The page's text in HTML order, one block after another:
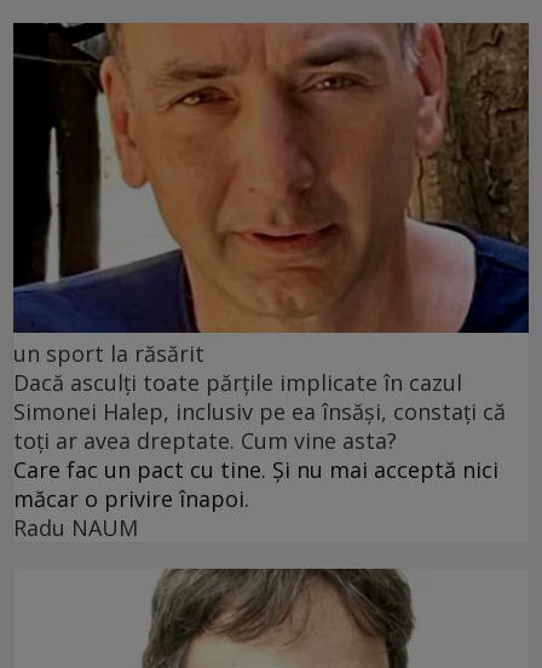
un sport la răsărit
Dacă asculți toate părțile implicate în cazul
Simonei Halep, inclusiv pe ea însăși, constați că
toți ar avea dreptate. Cum vine asta?
Care fac un pact cu tine. Și nu mai acceptă nici
măcar o privire înapoi.
Radu NAUM